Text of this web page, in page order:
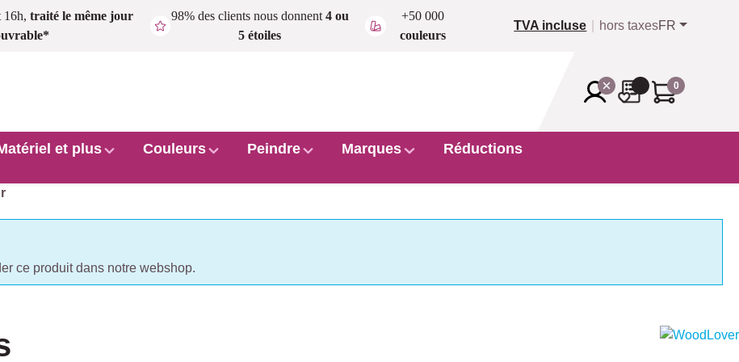
16h, traité le même jour
98% des clients nous donnent 4 ou
5 étoiles
+50 000
couleurs
TVA incluse hors taxesFR
0
et plus Couleurs Peindre Marques Réductions
ce produit dans notre webshop.